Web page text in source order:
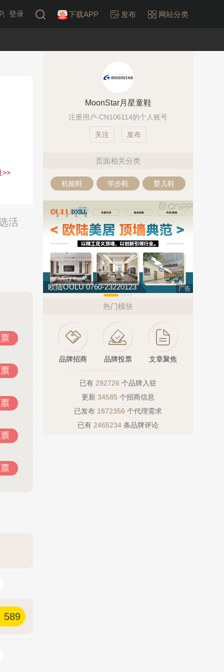
登录 下载APP 发布 网站分类
>>
活
589
MoonStar月星童鞋
注册用户-CN106114的个人账号
发布
页面相关分类
机能鞋 学步鞋 婴儿鞋
欧陆OULU 0760-23220123 广告
热门模块
品牌招商 品牌投票 文章聚焦
已有 292726 个品牌入驻
更新 34585 个招商信息
已发布 1872356 个代理需求
已有 2465234 条品牌评论